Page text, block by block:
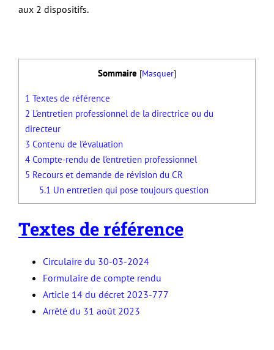
aux 2 dispositifs.
Sommaire [Masquer]
1 Textes de référence
2 L’entretien professionnel de la directrice ou du
directeur
3 Contenu de l’évaluation
4 Compte-rendu de l’entretien professionnel
5 Recours et demande de révision du CR
5.1 Un entretien qui pose toujours question
Textes de référence
Circulaire du 30-03-2024
Formulaire de compte rendu
Article 14 du décret 2023-777
Arrêté du 31 août 2023